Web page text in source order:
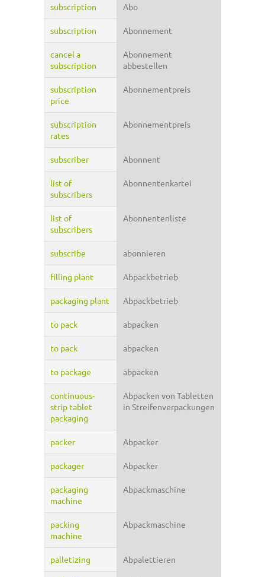
subscription Abo
subscription Abonnement
cancel a
subscription
Abonnement
abbestellen
subscription
price
Abonnementpreis
subscription
rates
Abonnementpreis
subscriber Abonnent
list of
subscribers
Abonnentenkartei
list of
subscribers
Abonnentenliste
subscribe abonnieren
filling plant Abpackbetrieb
packaging plant Abpackbetrieb
to pack abpacken
to pack abpacken
to package abpacken
continuous-
strip tablet
packaging
Abpacken von Tabletten
in Streifenverpackungen
packer Abpacker
packager Abpacker
packaging
machine
Abpackmaschine
packing
machine
Abpackmaschine
palletizing Abpalettieren